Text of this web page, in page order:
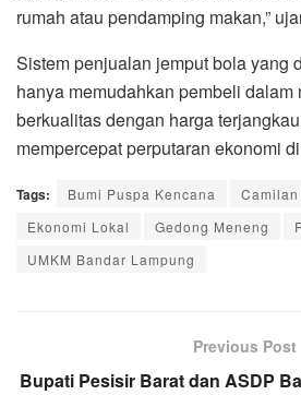
rumah atau pendamping makan,”
Sistem penjualan jemput bola yang
hanya memudahkan pembeli
berkualitas dengan harga
mempercepat perputaran ekonomi
Tags: Bumi Puspa Kencana
Camilan
Ekonomi Lokal
Gedong Meneng
UMKM Bandar Lampung
Previous Post
Bupati Pesisir Barat dan ASDP